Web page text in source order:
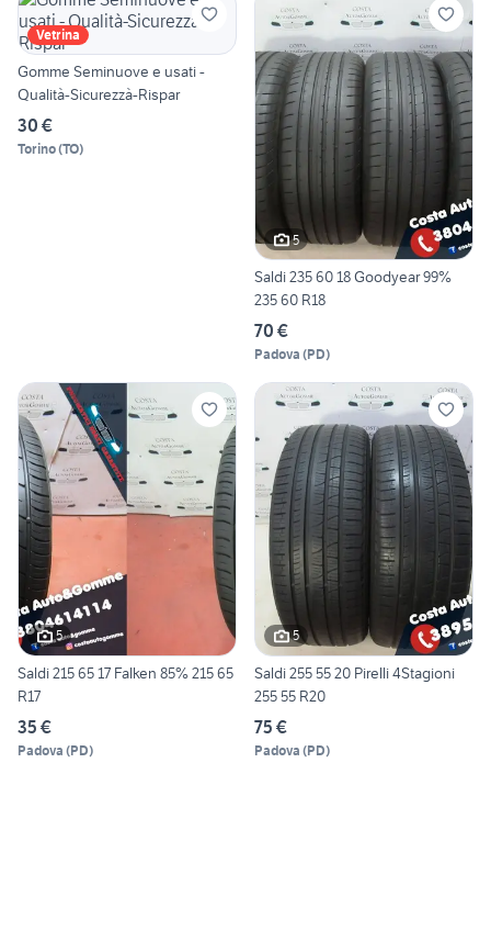
Vetrina
Gomme Seminuove e usati -
Qualità-Sicurezzà-Rispar
30 €
Torino(TO)
5
Saldi 235 60 18 Goodyear 99%
235 60 R18
70 €
Padova (PD)
5
Saldi 215 65 17 Falken 85% 215 65
R17
35 €
Padova (PD)
5
Saldi 255 55 20 Pirelli 4Stagioni
255 55 R20
75 €
Padova (PD)